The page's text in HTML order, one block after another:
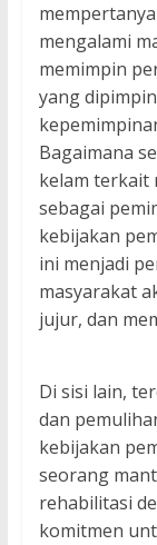
mengalami
memimpin
yang
Bagaimana
kelam terkait
sebagai
kebijakan
ini menjadi
masyarakat
jujur, dan
Di sisi lain,
dan
kebijakan
seorang
rehabilitasi
komitmen